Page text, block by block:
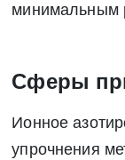
минимальным
Сферы
Ионное
упрочнения